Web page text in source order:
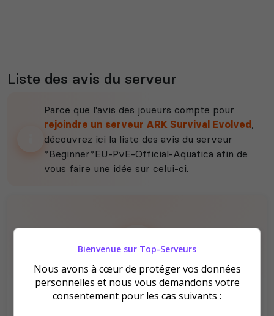
Liste des avis du serveur
Parce que l'avis des joueurs compte pour
rejoindre un serveur ARK Survival Evolved,
découvrez ici la liste des avis du serveur
*Beginner*EU-PvE-Official-Aquatica afin de
vous faire une idée sur celui-ci.
Il n'y a pas encore d'avis sur ce serveur.
Qualité
Staff du serveur
Bienvenue sur Top-Serveurs
Nous avons à cœur de protéger vos données
personnelles et nous vous demandons votre
consentement pour les cas suivants :